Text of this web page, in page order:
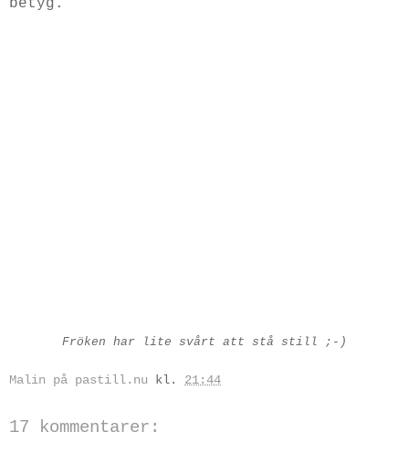
Fröken har lite svårt att stå still ;-)
Malin på pastill.nu kl. 21:44
17 kommentarer: